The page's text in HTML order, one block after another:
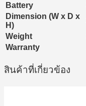
Battery
Dimension (W x D x
H)
Weight
Warranty
สินค้าที่เกี่ยวข้อง